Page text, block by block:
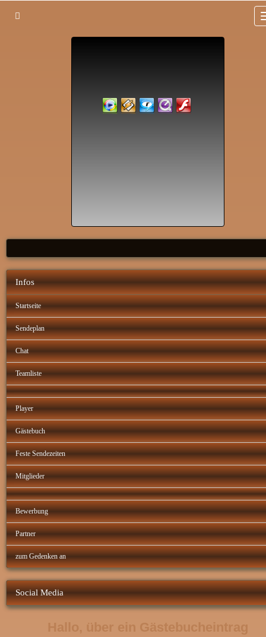
Infos
Startseite
Sendeplan
Chat
Teamliste
Player
Gästebuch
Feste Sendezeiten
Mitglieder
Bewerbung
Partner
zum Gedenken an
Social Media
Hallo, über ein Gästebucheintrag